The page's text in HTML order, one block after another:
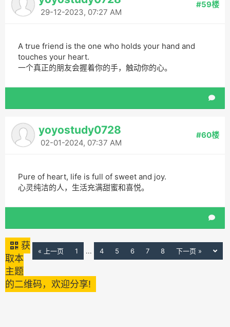
29-12-2023, 07:27 AM
#59楼
A true friend is the one who holds your hand and
touches your heart.
一个真正的朋友会握着你的手，触动你的心。
yoyostudy0728
02-01-2024, 07:37 AM
#60楼
Pure of heart, life is full of sweet and joy.
心灵纯洁的人，生活充满甜蜜和喜悦。
« 上一页 1 ... 4 5 6 7 8 下一页 »
获
取本
主题
的二维码，欢迎分享!